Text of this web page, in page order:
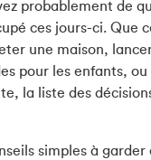
probablement de
ces jours-ci. Que
une maison,
pour les enfants,
la liste des
simples à